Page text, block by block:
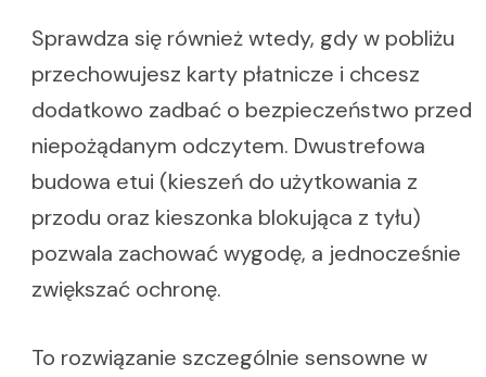
Sprawdza się również wtedy, gdy w pobliżu
przechowujesz karty płatnicze i chcesz
dodatkowo zadbać o bezpieczeństwo przed
niepożądanym odczytem. Dwustrefowa
budowa etui (kieszeń do użytkowania z
przodu oraz kieszonka blokująca z tyłu)
pozwala zachować wygodę, a jednocześnie
zwiększać ochronę.
To rozwiązanie szczególnie sensowne w